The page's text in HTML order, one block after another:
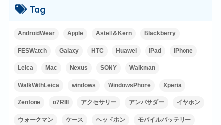
Tag
AndroidWear Apple Astell＆Kern Blackberry
FESWatch Galaxy HTC Huawei iPad iPhone
Leica Mac Nexus SONY Walkman
WalkWithLeica windows WindowsPhone Xperia
Zenfone α7RIII アクセサリー アンバサダー イヤホン
ウォークマン ケース ヘッドホン モバイルバッテリー